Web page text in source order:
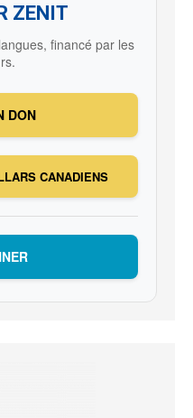
ZENIT
financé par les
DON
CANADIENS